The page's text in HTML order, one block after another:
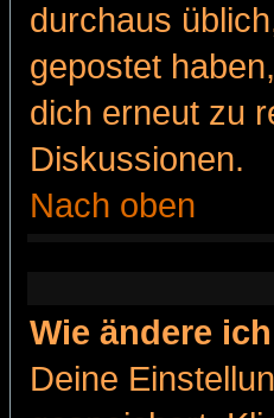
durchaus
gepostet
dich erneut zu
Diskussionen.
Nach oben
Wie ändere
Deine